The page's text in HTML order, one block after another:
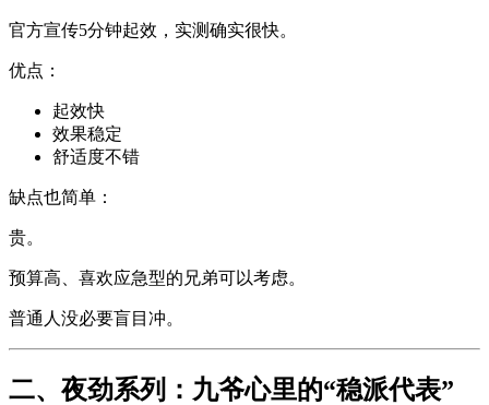
官方宣传5分钟起效，实测确实很快。
优点：
起效快
效果稳定
舒适度不错
缺点也简单：
贵。
预算高、喜欢应急型的兄弟可以考虑。
普通人没必要盲目冲。
二、夜劲系列：九爷心里的“稳派代表”